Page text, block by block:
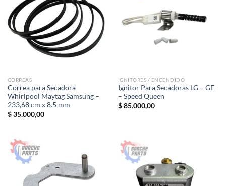
CORREAS
Correa para Secadora
Whirlpool Maytag Samsung –
233,68 cm x 8.5 mm
$35.000,00
IGNITORES / ENCENDIDO
Ignitor Para Secadoras LG – GE
– Speed Queen
$85.000,00